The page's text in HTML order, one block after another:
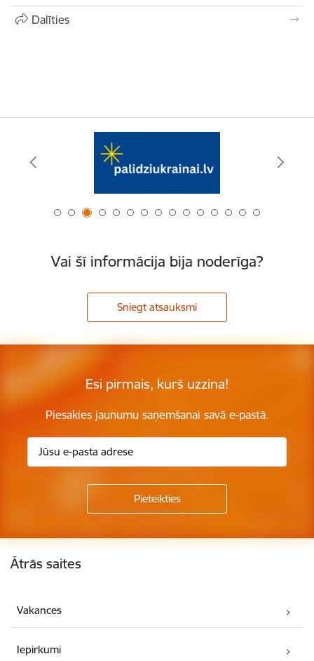
Dalīties
Vai šī informācija bija noderīga?
Sniegt atsauksmi
Esi pirmais, kurš uzzina!
Piesakies jaunumu saņemšanai savā e-pastā.
Kājene
Ātrās saites
Vakances
Iepirkumi